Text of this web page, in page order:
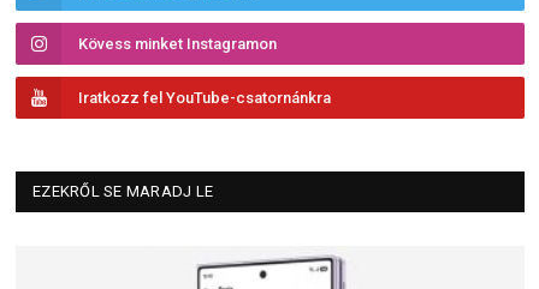
Kövess minket Instagramon
Iratkozz fel YouTube-csatornánkra
EZEKRŐL SE MARADJ LE